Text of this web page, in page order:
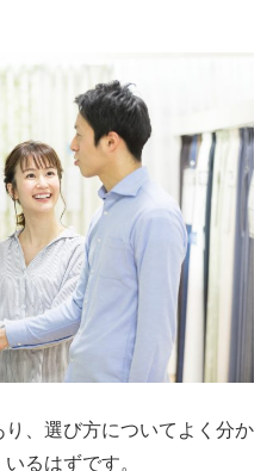
、選び方についてよく分か
るはずです。